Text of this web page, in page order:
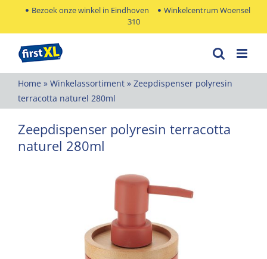
Bezoek onze winkel in Eindhoven
Winkelcentrum Woensel
310
Home » Winkelassortiment » Zeepdispenser polyresin
terracotta naturel 280ml
Zeepdispenser polyresin terracotta
naturel 280ml